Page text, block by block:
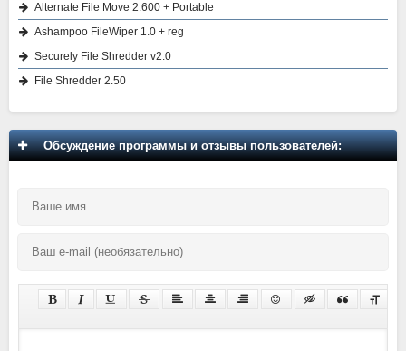
Alternate File Move 2.600 + Portable
Ashampoo FileWiper 1.0 + reg
Securely File Shredder v2.0
File Shredder 2.50
Обсуждение программы и отзывы пользователей: